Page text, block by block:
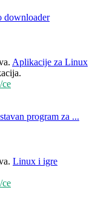
downloader
Aplikacije za Linux
ce
program za ...
Linux i igre
ce